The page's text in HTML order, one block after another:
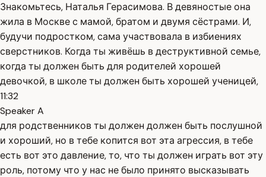
Знакомьтесь, Наталья Герасимова. В девяностые она
жила в Москве с мамой, братом и двумя сёстрами. И,
будучи подростком, сама участвовала в избиениях
сверстников. Когда ты живёшь в деструктивной семье,
когда ты должен быть для родителей хорошей
девочкой, в школе ты должен быть хорошей ученицей,
11:32
Speaker A
для родственников ты должен должен быть послушной
и хороший, но в тебе копится вот эта агрессия, в тебе
есть вот это давление, то, что ты должен играть вот эту
роль, потому что у нас не было принято высказывать